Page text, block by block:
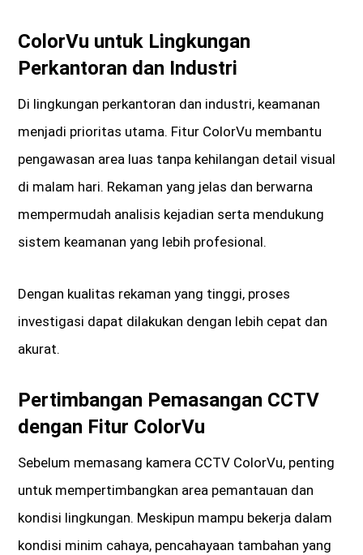
ColorVu untuk Lingkungan
Perkantoran dan Industri
Di lingkungan perkantoran dan industri, keamanan
menjadi prioritas utama. Fitur ColorVu membantu
pengawasan area luas tanpa kehilangan detail visual
di malam hari. Rekaman yang jelas dan berwarna
mempermudah analisis kejadian serta mendukung
sistem keamanan yang lebih profesional.
Dengan kualitas rekaman yang tinggi, proses
investigasi dapat dilakukan dengan lebih cepat dan
akurat.
Pertimbangan Pemasangan CCTV
dengan Fitur ColorVu
Sebelum memasang kamera CCTV ColorVu, penting
untuk mempertimbangkan area pemantauan dan
kondisi lingkungan. Meskipun mampu bekerja dalam
kondisi minim cahaya, pencahayaan tambahan yang